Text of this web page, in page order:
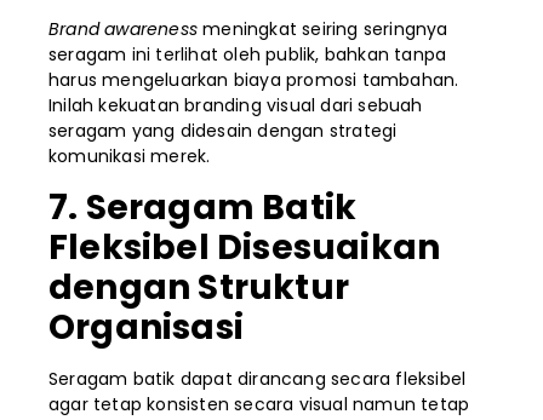
Brand awareness meningkat seiring seringnya
seragam ini terlihat oleh publik, bahkan tanpa
harus mengeluarkan biaya promosi tambahan.
Inilah kekuatan branding visual dari sebuah
seragam yang didesain dengan strategi
komunikasi merek.
7. Seragam Batik
Fleksibel Disesuaikan
dengan Struktur
Organisasi
Seragam batik dapat dirancang secara fleksibel
agar tetap konsisten secara visual namun tetap